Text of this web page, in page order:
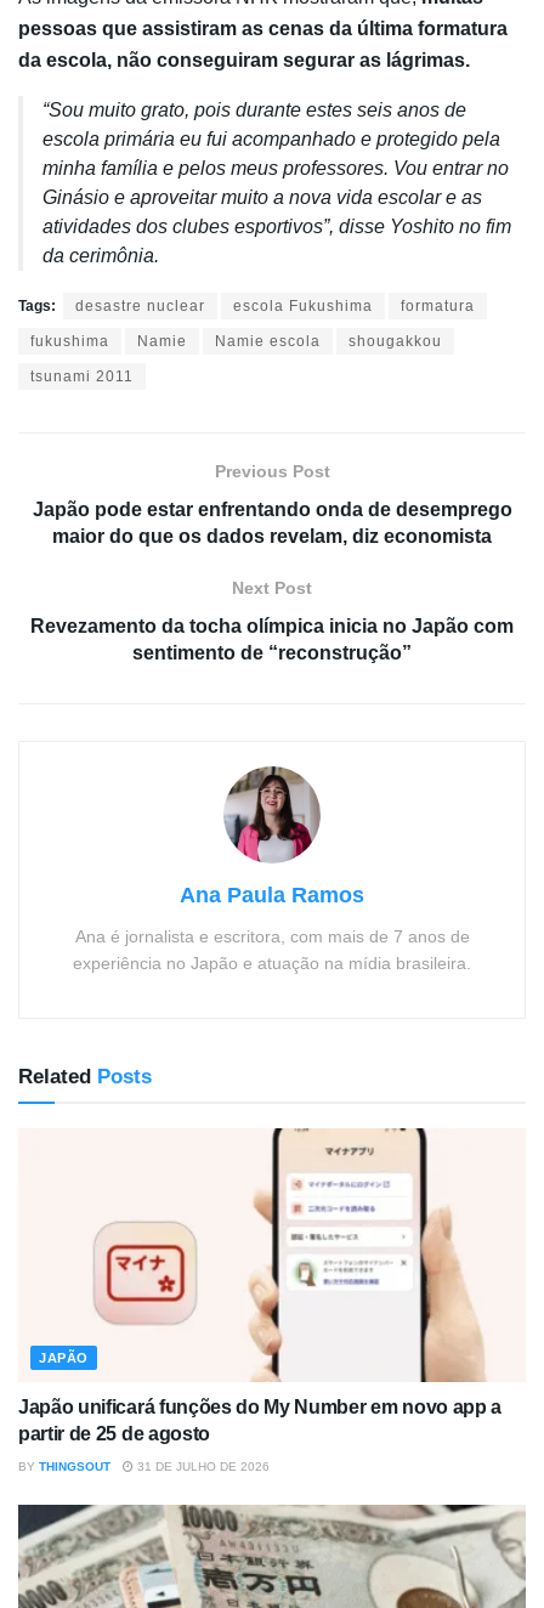
pessoas que assistiram as cenas da última formatura
da escola, não conseguiram segurar as lágrimas.
“Sou muito grato, pois durante estes seis anos de
escola primária eu fui acompanhado e protegido pela
minha família e pelos meus professores. Vou entrar no
Ginásio e aproveitar muito a nova vida escolar e as
atividades dos clubes esportivos”, disse Yoshito no fim
da cerimônia.
Tags: desastre nuclear escola Fukushima formatura
fukushima Namie Namie escola shougakkou
tsunami 2011
Previous Post
Japão pode estar enfrentando onda de desemprego
maior do que os dados revelam, diz economista
Next Post
Revezamento da tocha olímpica inicia no Japão com
sentimento de “reconstrução”
Ana Paula Ramos
Ana é jornalista e escritora, com mais de 7 anos de
experiência no Japão e atuação na mídia brasileira.
Related Posts
JAPÃO
Japão unificará funções do My Number em novo app a
partir de 25 de agosto
BY THINGSOUT 31 DE JULHO DE 2026